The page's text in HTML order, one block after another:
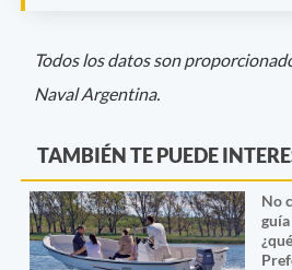
Todos los datos son
Naval Argentina.
TAMBIÉN TE PUEDE
No